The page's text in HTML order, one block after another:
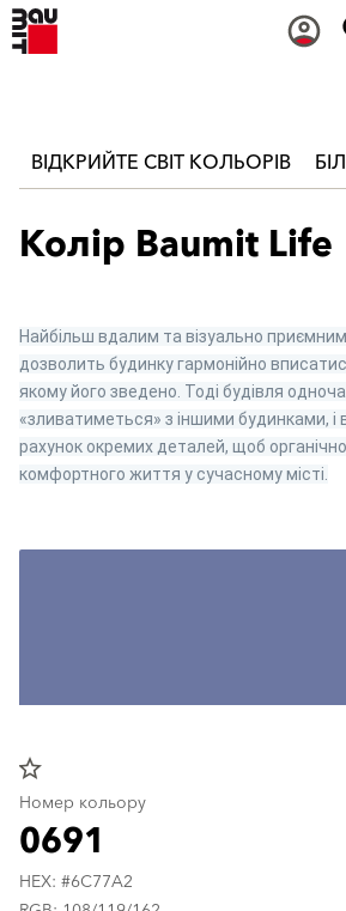
ВІДКРИЙТЕ СВІТ КОЛЬОРІВ
Колір Baumit Life
Найбільш вдалим та візуально
дозволить будинку гармонійно
якому його зведено. Тоді будівля
«зливатиметься» з іншими будинками, і
рахунок окремих деталей, щоб
комфортного життя у сучасному місті.
star_border
Номер кольору
0691
HEX: #6C77A2